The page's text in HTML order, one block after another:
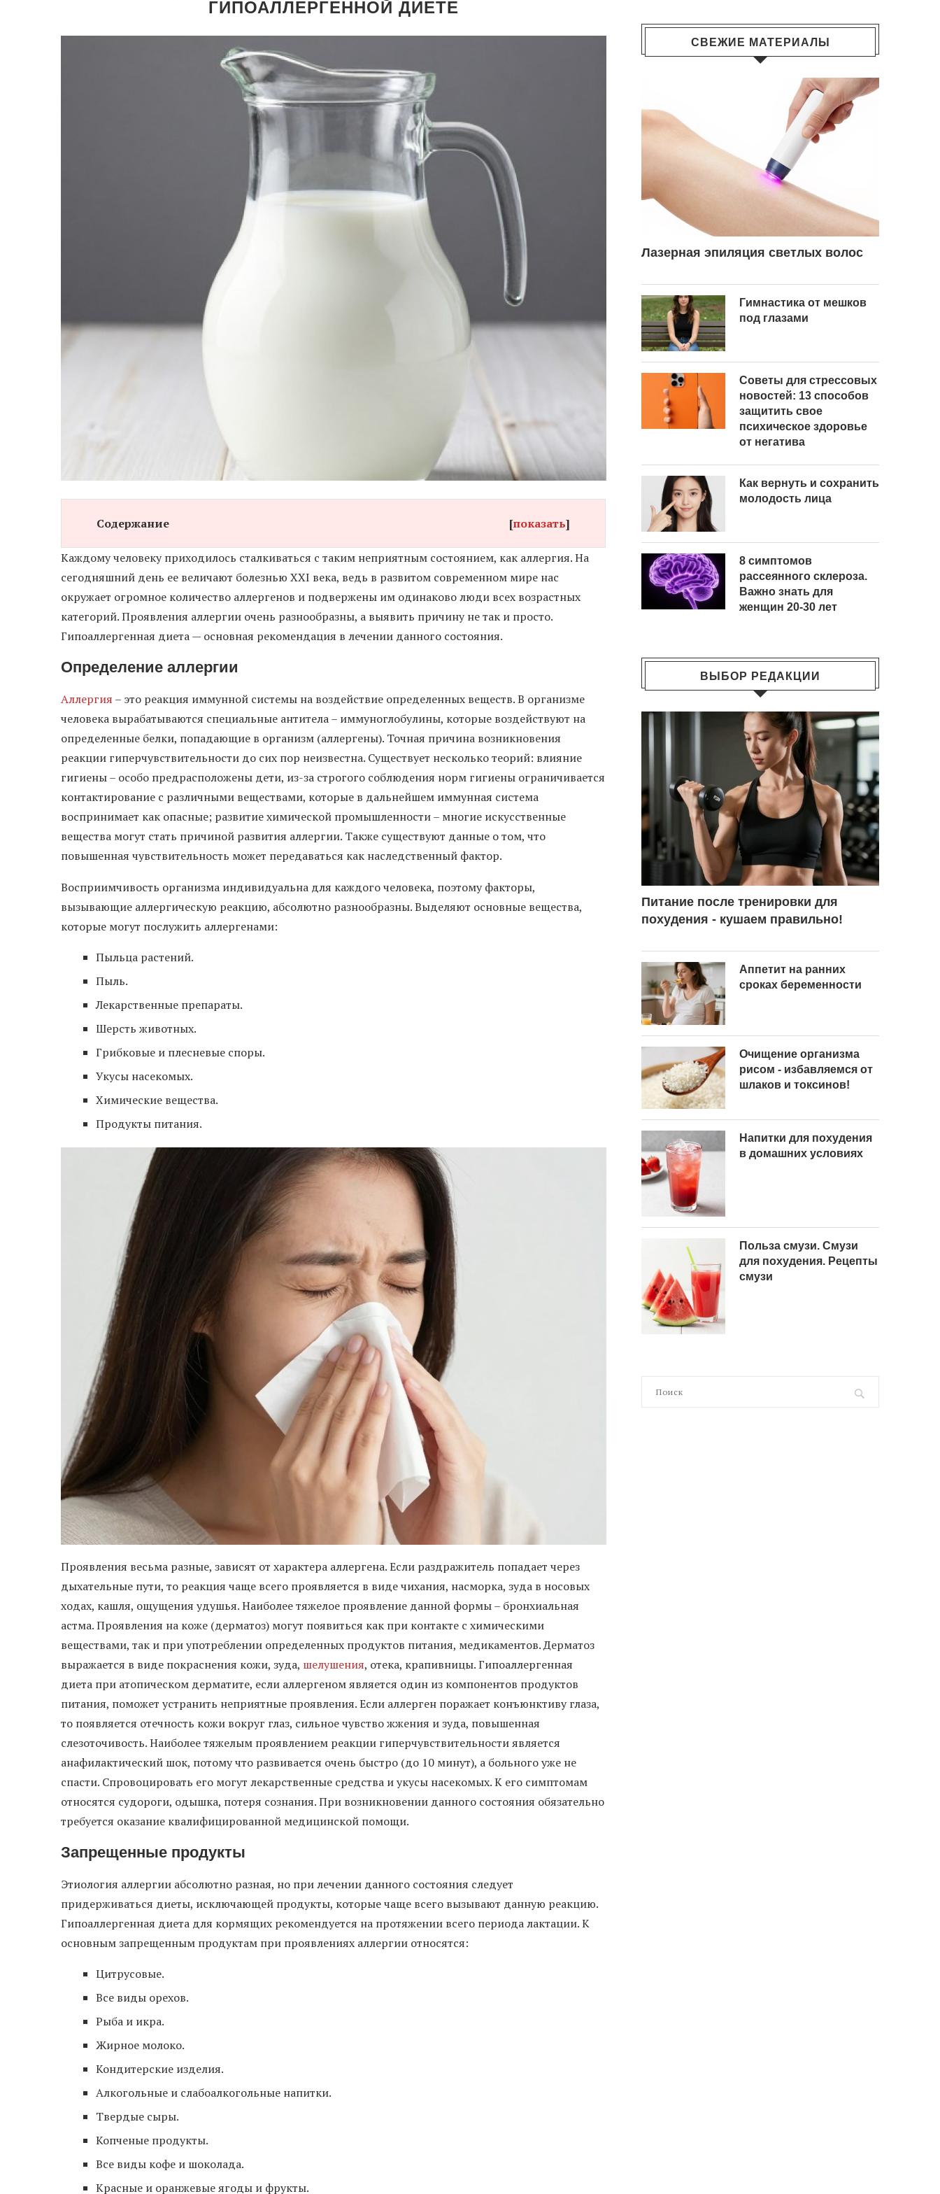
ГИПОАЛЛЕРГЕННОЙ ДИЕТЕ
Содержание [показать]
Каждому человеку приходилось сталкиваться с таким неприятным состоянием, как аллергия. На
сегодняшний день ее величают болезнью XXI века, ведь в развитом современном мире нас
окружает огромное количество аллергенов и подвержены им одинаково люди всех возрастных
категорий. Проявления аллергии очень разнообразны, а выявить причину не так и просто.
Гипоаллергенная диета — основная рекомендация в лечении данного состояния.
Определение аллергии
Аллергия – это реакция иммунной системы на воздействие определенных веществ. В организме
человека вырабатываются специальные антитела – иммуноглобулины, которые воздействуют на
определенные белки, попадающие в организм (аллергены). Точная причина возникновения
реакции гиперчувствительности до сих пор неизвестна. Существует несколько теорий: влияние
гигиены – особо предрасположены дети, из-за строгого соблюдения норм гигиены ограничивается
контактирование с различными веществами, которые в дальнейшем иммунная система
воспринимает как опасные; развитие химической промышленности – многие искусственные
вещества могут стать причиной развития аллергии. Также существуют данные о том, что
повышенная чувствительность может передаваться как наследственный фактор.
Восприимчивость организма индивидуальна для каждого человека, поэтому факторы,
вызывающие аллергическую реакцию, абсолютно разнообразны. Выделяют основные вещества,
которые могут послужить аллергенами:
Пыльца растений.
Пыль.
Лекарственные препараты.
Шерсть животных.
Грибковые и плесневые споры.
Укусы насекомых.
Химические вещества.
Продукты питания.
Проявления весьма разные, зависят от характера аллергена. Если раздражитель попадает через
дыхательные пути, то реакция чаще всего проявляется в виде чихания, насморка, зуда в носовых
ходах, кашля, ощущения удушья. Наиболее тяжелое проявление данной формы – бронхиальная
астма. Проявления на коже (дерматоз) могут появиться как при контакте с химическими
веществами, так и при употреблении определенных продуктов питания, медикаментов. Дерматоз
выражается в виде покраснения кожи, зуда, шелушения, отека, крапивницы. Гипоаллергенная
диета при атопическом дерматите, если аллергеном является один из компонентов продуктов
питания, поможет устранить неприятные проявления. Если аллерген поражает конъюнктиву глаза,
то появляется отечность кожи вокруг глаз, сильное чувство жжения и зуда, повышенная
слезоточивость. Наиболее тяжелым проявлением реакции гиперчувствительности является
анафилактический шок, потому что развивается очень быстро (до 10 минут), а больного уже не
спасти. Спровоцировать его могут лекарственные средства и укусы насекомых. К его симптомам
относятся судороги, одышка, потеря сознания. При возникновении данного состояния обязательно
требуется оказание квалифицированной медицинской помощи.
Запрещенные продукты
Этиология аллергии абсолютно разная, но при лечении данного состояния следует
придерживаться диеты, исключающей продукты, которые чаще всего вызывают данную реакцию.
Гипоаллергенная диета для кормящих рекомендуется на протяжении всего периода лактации. К
основным запрещенным продуктам при проявлениях аллергии относятся:
Цитрусовые.
Все виды орехов.
Рыба и икра.
Жирное молоко.
Кондитерские изделия.
Алкогольные и слабоалкогольные напитки.
Твердые сыры.
Копченые продукты.
Все виды кофе и шоколада.
Красные и оранжевые ягоды и фрукты.
СВЕЖИЕ МАТЕРИАЛЫ
Лазерная эпиляция светлых волос
Гимнастика от мешков
под глазами
Советы для стрессовых
новостей: 13 способов
защитить свое
психическое здоровье
от негатива
Как вернуть и сохранить
молодость лица
8 симптомов
рассеянного склероза.
Важно знать для
женщин 20-30 лет
ВЫБОР РЕДАКЦИИ
Питание после тренировки для
похудения - кушаем правильно!
Аппетит на ранних
сроках беременности
Очищение организма
рисом - избавляемся от
шлаков и токсинов!
Напитки для похудения
в домашних условиях
Польза смузи. Смузи
для похудения. Рецепты
смузи